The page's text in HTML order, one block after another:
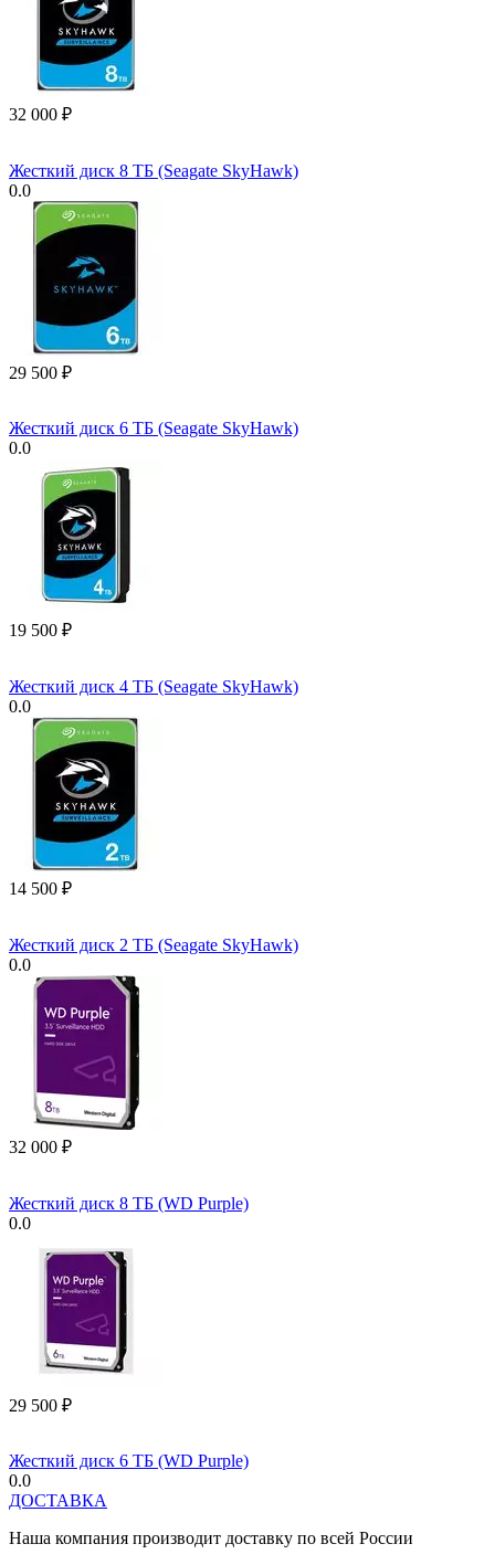
32 000 ₽
Жесткий диск 8 ТБ (Seagate SkyHawk)
0.0
29 500 ₽
Жесткий диск 6 ТБ (Seagate SkyHawk)
0.0
19 500 ₽
Жесткий диск 4 ТБ (Seagate SkyHawk)
0.0
14 500 ₽
Жесткий диск 2 ТБ (Seagate SkyHawk)
0.0
32 000 ₽
Жесткий диск 8 ТБ (WD Purple)
0.0
29 500 ₽
Жесткий диск 6 ТБ (WD Purple)
0.0
ДОСТАВКА
Наша компания производит доставку по всей России